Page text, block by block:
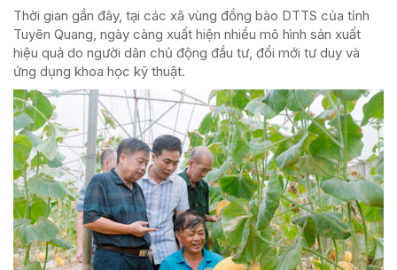
Thời gian gần đây, tại các xã vùng đồng bào DTTS của tỉnh
Tuyên Quang, ngày càng xuất hiện nhiều mô hình sản xuất
hiệu quả do người dân chủ động đầu tư, đổi mới tư duy và
ứng dụng khoa học kỹ thuật.